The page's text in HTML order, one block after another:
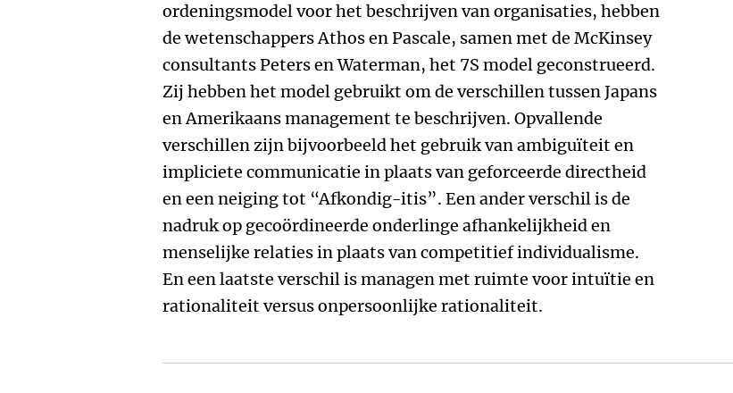
ordeningsmodel voor het beschrijven van organisaties, hebben
de wetenschappers Athos en Pascale, samen met de McKinsey
consultants Peters en Waterman, het 7S model geconstrueerd.
Zij hebben het model gebruikt om de verschillen tussen Japans
en Amerikaans management te beschrijven. Opvallende
verschillen zijn bijvoorbeeld het gebruik van ambiguïteit en
impliciete communicatie in plaats van geforceerde directheid
en een neiging tot “Afkondig-itis”. Een ander verschil is de
nadruk op gecoördineerde onderlinge afhankelijkheid en
menselijke relaties in plaats van competitief individualisme.
En een laatste verschil is managen met ruimte voor intuïtie en
rationaliteit versus onpersoonlijke rationaliteit.